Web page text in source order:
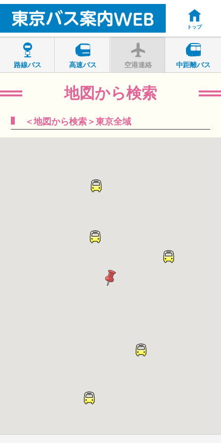
トップ
路線バス 高速バス 空港連絡 中距離バス
地図から検索
＜地図から検索＞東京全域